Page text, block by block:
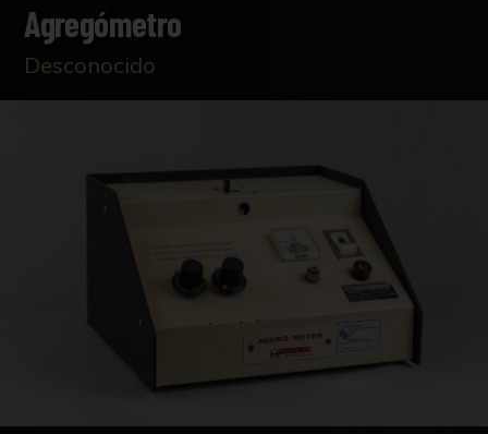
Agregómetro
Desconocido